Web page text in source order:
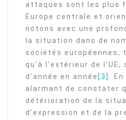
attaques sont les plus
Europe centrale et
notons avec une
la situation dans de
sociétés européennes,
qu’à l’extérieur de l’UE,
d’année en année [3]
.
alarmant de constater
détérioration de la
d’expression et de la